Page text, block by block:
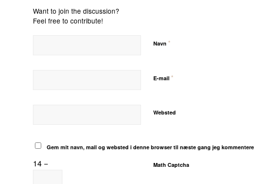
Want to join the discussion?
Feel free to contribute!
Navn *
E-mail *
Websted
Gem mit navn, mail og websted i denne browser til næste gang jeg
Math Captcha
14 −